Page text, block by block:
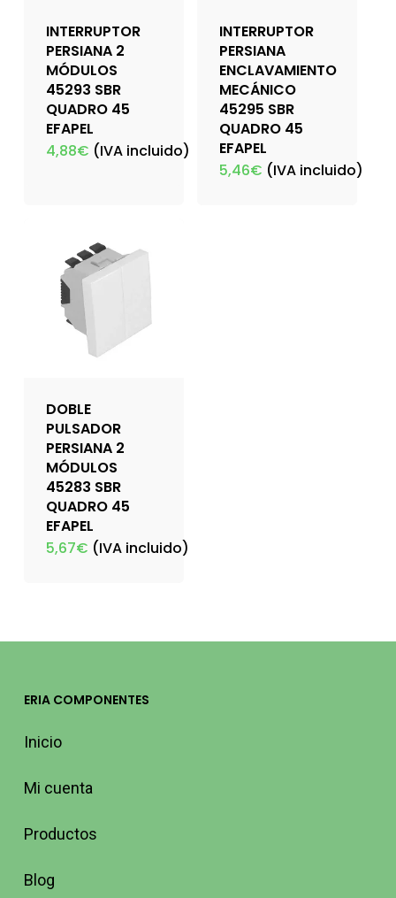
INTERRUPTOR
PERSIANA 2
MÓDULOS
45293 SBR
QUADRO 45
EFAPEL
4,88€ (IVA incluido)
INTERRUPTOR
PERSIANA
ENCLAVAMIENTO
MECÁNICO
45295 SBR
QUADRO 45
EFAPEL
5,46€ (IVA incluido)
DOBLE
PULSADOR
PERSIANA 2
MÓDULOS
45283 SBR
QUADRO 45
EFAPEL
5,67€ (IVA incluido)
ERIA COMPONENTES
Inicio
Mi cuenta
Productos
Blog